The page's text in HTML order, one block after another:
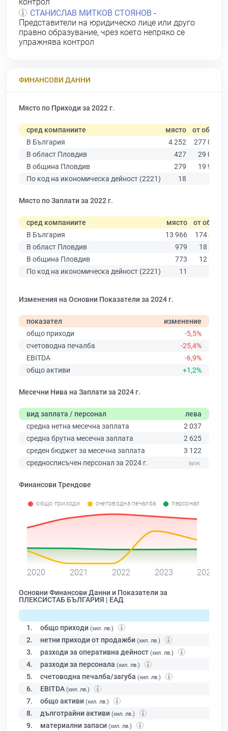
СТАНИСЛАВ МИТКОВ СТОЯНОВ -
Представители на юридическо лице или друго
правно образувание, чрез което непряко се
упражнява контрол
ФИНАНСОВИ ДАННИ
Място по Приходи за 2022 г.
сред компаниите място от общо
В България
4 252
277 019
В област Пловдив
427
29 067
В община Пловдив
279
19 939
По код на икономическа дейност (2221)
18
Място по Заплати за 2022 г.
сред компаниите място от общо
В България
13 966
174 403
В област Пловдив
979
18 305
В община Пловдив
773
12 387
По код на икономическа дейност (2221)
11
Изменения на Основни Показатели за 2024 г.
показател
изменение
общо приходи
-5,5%
счетоводна печалба
-25,4%
EBITDA
-6,9%
общо активи
+1,2%
Месечни Нива на Заплати за 2024 г.
вид заплата / персонал
лева
средна нетна месечна заплата
2 037
средна брутна месечна заплата
2 625
среден бюджет за месечна заплата
3 122
средносписъчен персонал за 2024 г.
Финансови Трендове
общо приходи счетоводна печалба персонал
2020 2021 2022 2023 2024
Основни Финансови Данни и Показатели за
ПЛЕКСИСТАБ БЪЛГАРИЯ | ЕАД
1. общо приходи (хил. лв.)
2. нетни приходи от продажби (хил. лв.)
3. разходи за оперативна дейност (хил. лв.)
4. разходи за персонала (хил. лв.)
5. счетоводна печалба/загуба (хил. лв.)
6. EBITDA (хил. лв.)
7. общо активи (хил. лв.)
8. дълготрайни активи (хил. лв.)
9. материални запаси (хил. лв.)